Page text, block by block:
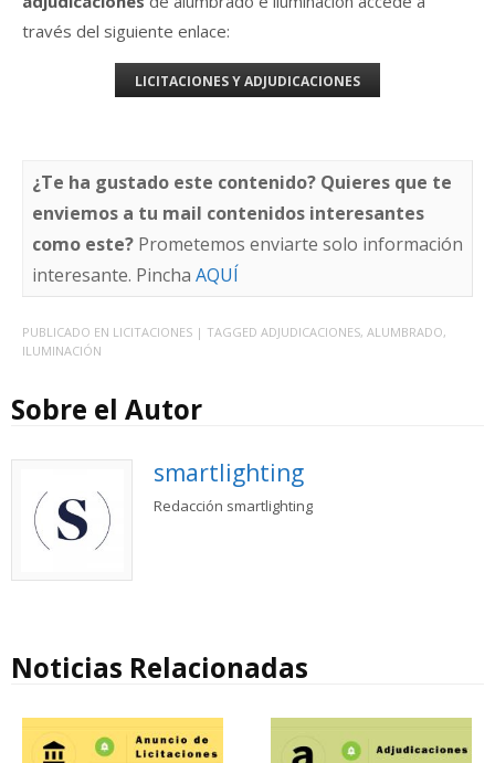
través del siguiente enlace:
LICITACIONES Y ADJUDICACIONES
¿Te ha gustado este contenido? Quieres que te
enviemos a tu mail contenidos interesantes
como este? Prometemos enviarte solo información
interesante. Pincha AQUÍ
PUBLICADO EN LICITACIONES | TAGGED ADJUDICACIONES, ALUMBRADO,
ILUMINACIÓN
Sobre el Autor
smartlighting
Redacción smartlighting
Noticias Relacionadas